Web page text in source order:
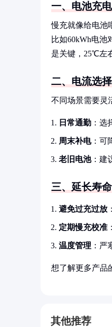
一、电池充
慢充就像给电池
比如60kWh电
是关键，25℃左
二、电流选
不同场景需要灵
日常通勤 ：
周末补电：可
老旧电池：建
三、延长寿
避免过充过放
定期慢充校准
温度管理 ：
想了解更多产品
其他推荐